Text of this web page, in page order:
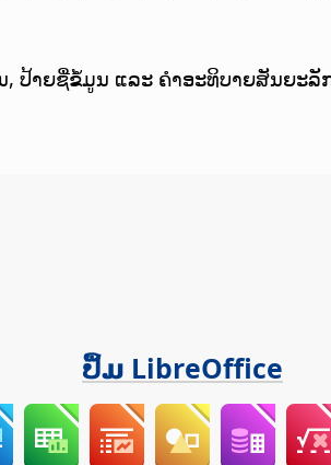
ປ້າຍຊື່ຂໍ້ມູນ ແລະ ຄຳອະທິບາຍສັນຍະ
ປຶ້ມ LibreOffice